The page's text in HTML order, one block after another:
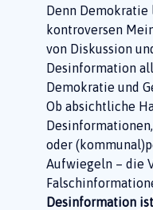
Denn
kontroversen
von Diskussion
Desinformation
Demokratie und
Ob absichtliche
oder
Aufwiegeln – die
Desinformation